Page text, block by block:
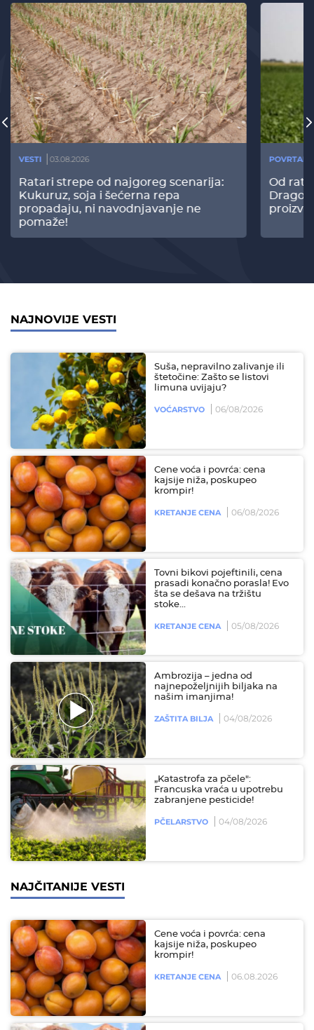
VESTI 03.08.2026
Ratari strepe od najgoreg scenarija:
Kukuruz, soja i šećerna repa
propadaju, ni navodnjavanje ne
pomaže!
Od
NAJNOVIJE VESTI
Suša, nepravilno zalivanje ili
štetočine: Zašto se listovi
limuna uvijaju?
VOĆARSTVO 06/08/2026
Cene voća i povrća: cena
kajsije niža, poskupeo
krompir!
KRETANJE CENA 06/08/2026
Tovni bikovi pojeftinili, cena
prasadi konačno porasla! Evo
šta se dešava na tržištu
stoke...
KRETANJE CENA 05/08/2026
Ambrozija – jedna od
najnepoželjnijih biljaka na
našim imanjima!
ZAŠTITA BILJA 04/08/2026
„Katastrofa za pčele":
Francuska vraća u upotrebu
zabranjene pesticide!
PČELARSTVO 04/08/2026
NAJČITANIJE VESTI
Cene voća i povrća: cena
kajsije niža, poskupeo
krompir!
KRETANJE CENA 06.08.2026